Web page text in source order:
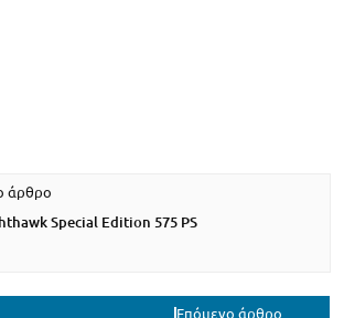
Special Edition 575 PS